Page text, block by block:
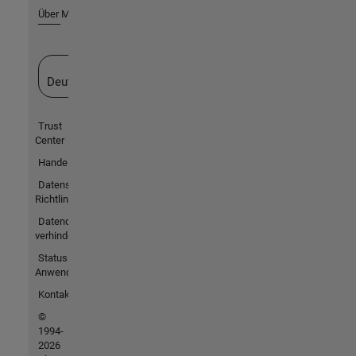
Über MathWorks
Deutschland
Trust
Center
Handelsmarken
Datenschutz-
Richtlinien
Datendiebstahl
verhindern
Status von
Anwendungen
Kontakt
©
1994-
2026